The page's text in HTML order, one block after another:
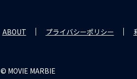
ABOUT プライバシーポリシー
© MOVIE MARBIE